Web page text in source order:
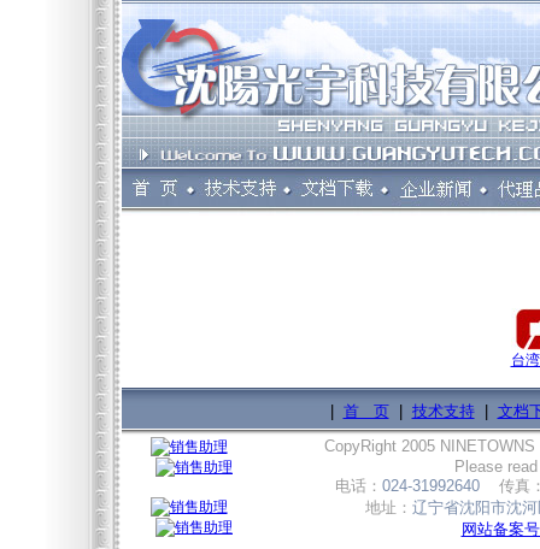
台
首 页| 技术支持| 文档
CopyRight 2005 NINETOWNS
Please
电话： 024-31992640 传真
地址： 辽宁省沈阳市沈
网站备案